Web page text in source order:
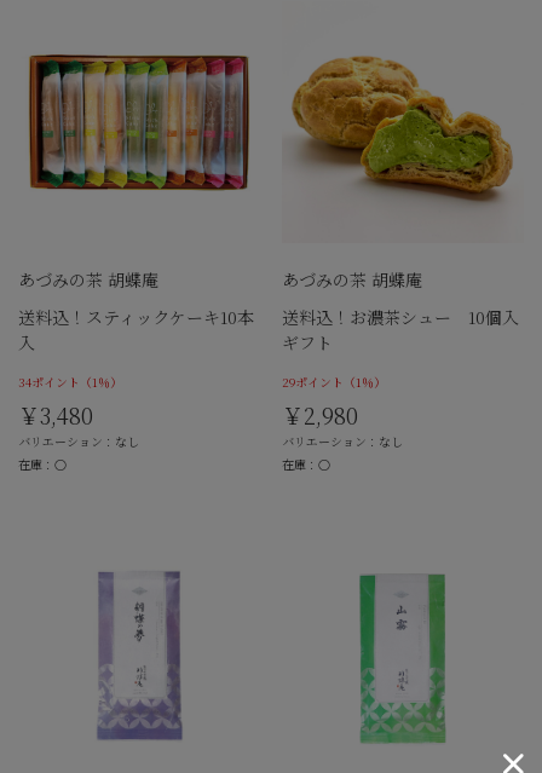
あづみの茶 胡蝶庵
送料込！スティックケーキ10本
入
34ポイント （1％）
￥3,480
バリエーション：なし
在庫：○
あづみの茶 胡蝶庵
送料込！お濃茶シュー 10個入
ギフト
29ポイント （1％）
￥2,980
バリエーション：なし
在庫：○